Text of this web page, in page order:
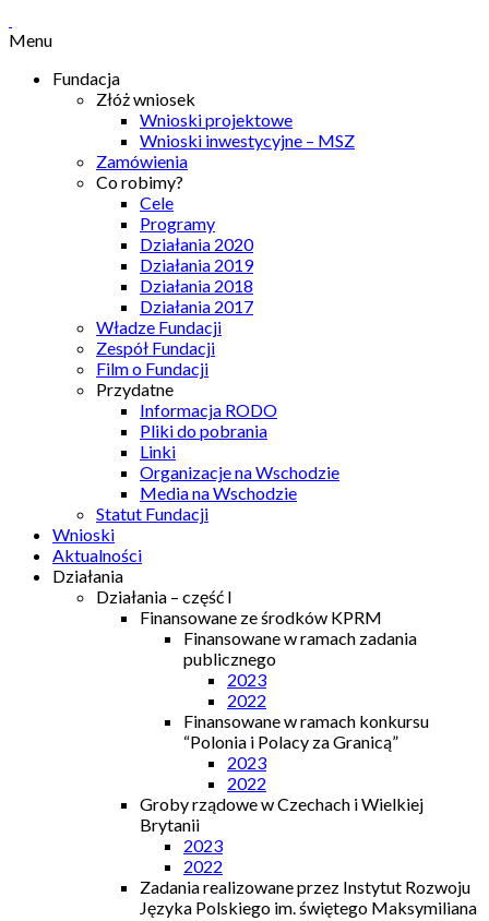
Menu
Fundacja
Złóż wniosek
Wnioski projektowe
Wnioski inwestycyjne – MSZ
Zamówienia
Co robimy?
Cele
Programy
Działania 2020
Działania 2019
Działania 2018
Działania 2017
Władze Fundacji
Zespół Fundacji
Film o Fundacji
Przydatne
Informacja RODO
Pliki do pobrania
Linki
Organizacje na Wschodzie
Media na Wschodzie
Statut Fundacji
Wnioski
Aktualności
Działania
Działania – część I
Finansowane ze środków KPRM
Finansowane w ramach zadania
publicznego
2023
2022
Finansowane w ramach konkursu
“Polonia i Polacy za Granicą”
2023
2022
Groby rządowe w Czechach i Wielkiej
Brytanii
2023
2022
Zadania realizowane przez Instytut Rozwoju
Języka Polskiego im. świętego Maksymiliana